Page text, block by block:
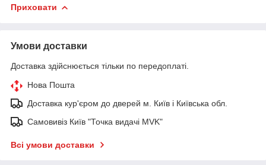
Приховати
Умови доставки
Доставка здійснюється тільки по передоплаті.
Нова Пошта
Доставка кур'єром до дверей м. Київ і Київська обл.
Самовивіз Київ "Точка видачі MVK"
Всі умови доставки